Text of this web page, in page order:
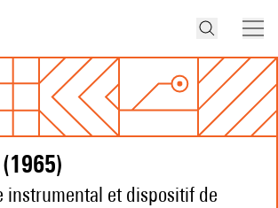
instrumental et dispositif de